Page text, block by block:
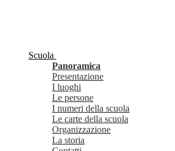
Scuola
Panoramica
Presentazione
I luoghi
Le persone
I numeri della scuola
Le carte della scuola
Organizzazione
La storia